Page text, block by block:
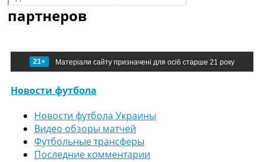
партнеров
21+ Матеріали сайту призначені для осіб старше 21 року
Новости футбола
Новости футбола Украины
Видео обзоры матчей
Футбольные трансферы
Последние комментарии